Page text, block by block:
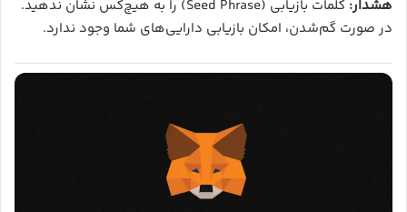
هشدار:
کلمات بازیابی (Seed Phrase) را به هیچ‌کس نشان ندهید.
در صورت گم‌شدن، امکان بازیابی دارایی‌های شما وجود ندارد.